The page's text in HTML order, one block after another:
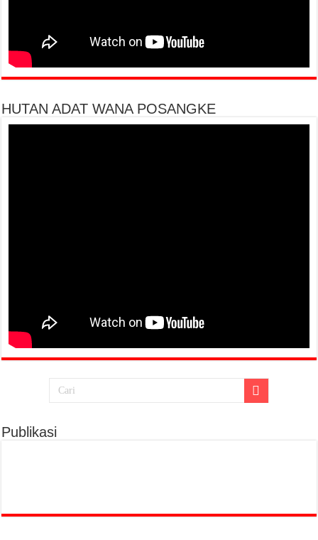
HUTAN ADAT WANA POSANGKE
Publikasi